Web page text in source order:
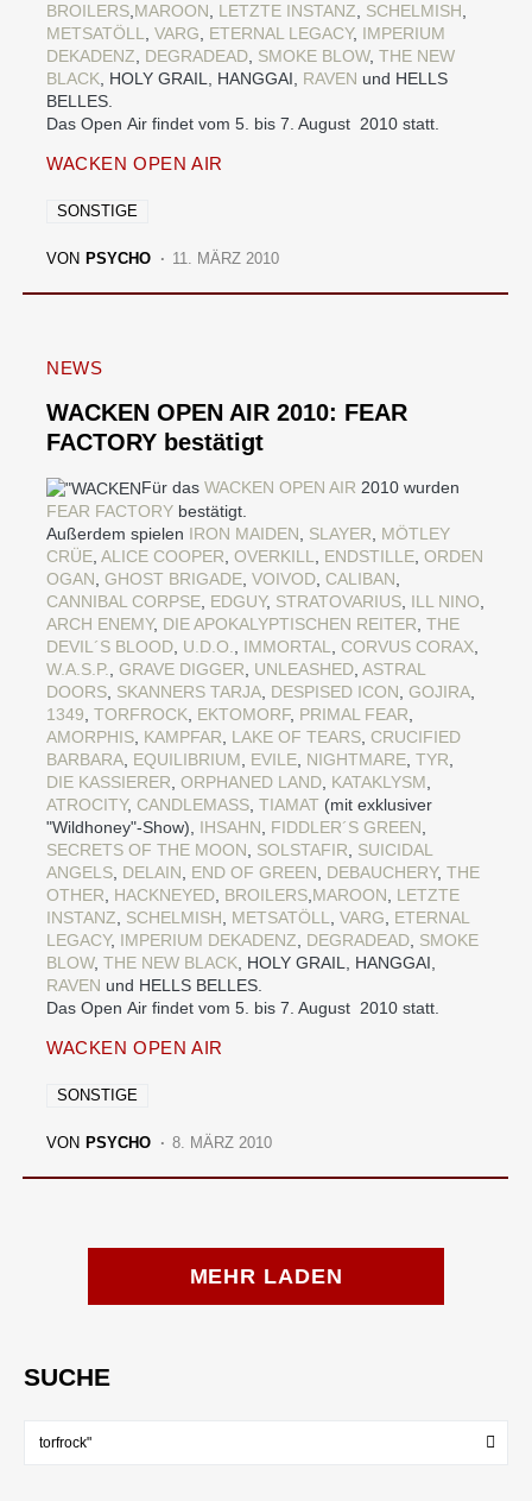
BROILERS MAROON LETZTE INSTANZ SCHELMISH
METSATÖLL
VARG ETERNAL LEGACY, IMPERIUM
DEKADENZ
DEGRADEAD SMOKE BLOW, THE NEW
BLACK , HOLY GRAIL, HANGGAI, RAVEN und HELLS
BELLES.
Das Open Air findet vom 5. bis 7. August 2010 statt.
WACKEN OPEN AIR
SONSTIGE
VON PSYCHO 11. MÄRZ 2010
NEWS
WACKEN OPEN AIR 2010: FEAR
FACTORY bestätigt
Für das WACKEN OPEN AIR 2010 wurden
FEAR FACTORY bestätigt.
Außerdem spielen IRON MAIDEN SLAYER
MÖTLEY
CRÜE ALICE COOPER OVERKILL ENDSTILLE ORDEN
OGAN GHOST BRIGADE VOIVOD CALIBAN
CANNIBAL CORPSE EDGUY, STRATOVARIUS ILL NINO
ARCH ENEMY, DIE APOKALYPTISCHEN REITER THE
DEVIL´S BLOOD U.D.O. IMMORTAL CORVUS CORAX
W.A.S.P.
GRAVE DIGGER UNLEASHED ASTRAL
DOORS SKANNERS TARJA DESPISED ICON GOJIRA
1349 TORFROCK EKTOMORF, PRIMAL FEAR
AMORPHIS KAMPFAR LAKE OF TEARS CRUCIFIED
BARBARA EQUILIBRIUM EVILE NIGHTMARE TYR
DIE KASSIERER ORPHANED LAND KATAKLYSM
ATROCITY, CANDLEMASS TIAMAT (mit exklusiver
"Wildhoney"-Show), IHSAHN FIDDLER´S GREEN
SECRETS OF THE MOON
SOLSTAFIR
SUICIDAL
ANGELS DELAIN END OF GREEN DEBAUCHERY, THE
OTHER
HACKNEYED BROILERS MAROON
LETZTE
INSTANZ
SCHELMISH METSATÖLL VARG
ETERNAL
LEGACY, IMPERIUM DEKADENZ DEGRADEAD SMOKE
BLOW, THE NEW BLACK , HOLY GRAIL, HANGGAI,
RAVEN und HELLS BELLES.
Das Open Air findet vom 5. bis 7. August 2010 statt.
WACKEN OPEN AIR
SONSTIGE
VON PSYCHO 8. MÄRZ 2010
MEHR LADEN
SUCHE